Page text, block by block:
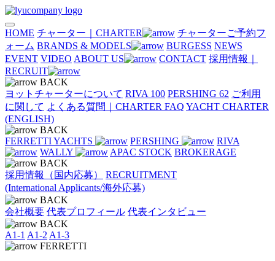
HOME チャーター｜CHARTER
チャーターご予約フ
ォーム BRANDS & MODELS BURGESS NEWS
EVENT VIDEO ABOUT US CONTACT 採用情報｜
RECRUIT
BACK
ヨットチャーターについて RIVA 100 PERSHING 62 ご利用
に関して よくある質問｜CHARTER FAQ YACHT CHARTER
(ENGLISH)
BACK
FERRETTI YACHTS
PERSHING
RIVA
WALLY
APAC STOCK BROKERAGE
BACK
採用情報（国内応募）
RECRUITMENT
(International Applicants/海外応募)
BACK
会社概要 代表プロフィール 代表インタビュー
BACK
A1-1 A1-2 A1-3
FERRETTI